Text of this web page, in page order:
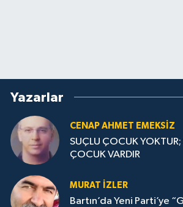
Yazarlar
CENAP AHMET EMEKSİZ
SUÇLU ÇOCUK
ÇOCUK VARDIR
MURAT İZLER
Bartın’da Yeni Parti’ye